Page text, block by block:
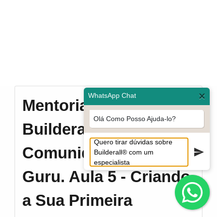
Mentoria 30 dias
Builderall e
Comunidade Sem
Guru. Aula 5 - Criando
a Sua Primeira
WhatsApp Chat ×
Olá Como Posso Ajuda-lo?